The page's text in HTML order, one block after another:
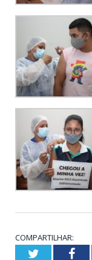
COMPARTILHAR:
Twitter